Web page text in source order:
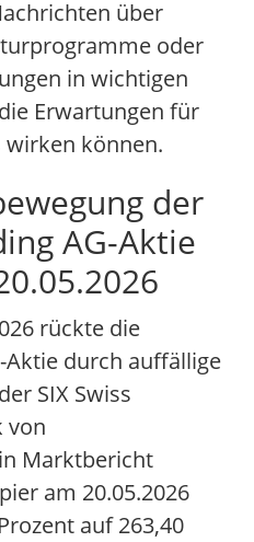
über
oder
in wichtigen
Erwartungen für
wirken können.
der
AG-Aktie
rückte die
Aktie durch auffällige
SIX Swiss
von
Marktbericht
am 20.05.2026
auf 263,40